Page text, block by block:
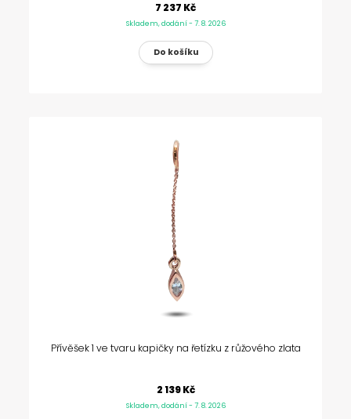
7 237 Kč
Skladem, dodání - 7. 8. 2026
Přívěšek 1 ve tvaru kapičky na řetízku z růžového zlata
2 139 Kč
Skladem, dodání - 7. 8. 2026